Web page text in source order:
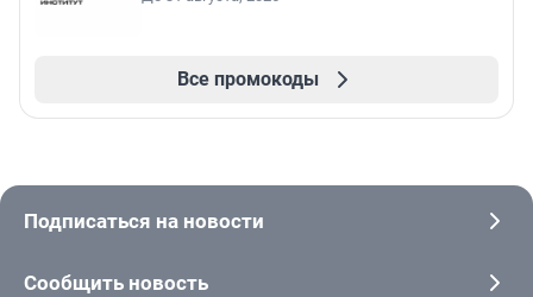
Все промокоды
Подписаться на новости
Сообщить новость